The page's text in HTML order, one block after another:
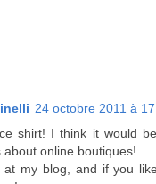
24 octobre 2011 à
shirt! I think it would
about online boutiques!
at my blog, and if you